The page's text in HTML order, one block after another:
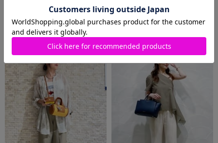
2026.08.06
Samantha Thavasa
Samantha Thavasa